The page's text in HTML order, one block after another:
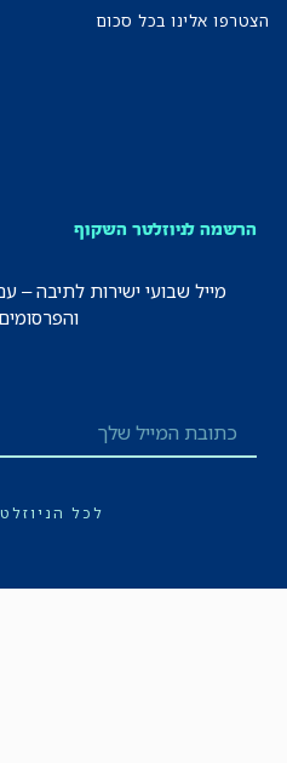
הצטרפו אלינו בכל סכום
הרשמה לניוזלטר השקוף
מייל שבועי ישירות לתיבה
לכל